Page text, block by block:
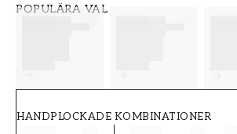
POPULÄRA VAL
HANDPLOCKADE KOMBINATIONER